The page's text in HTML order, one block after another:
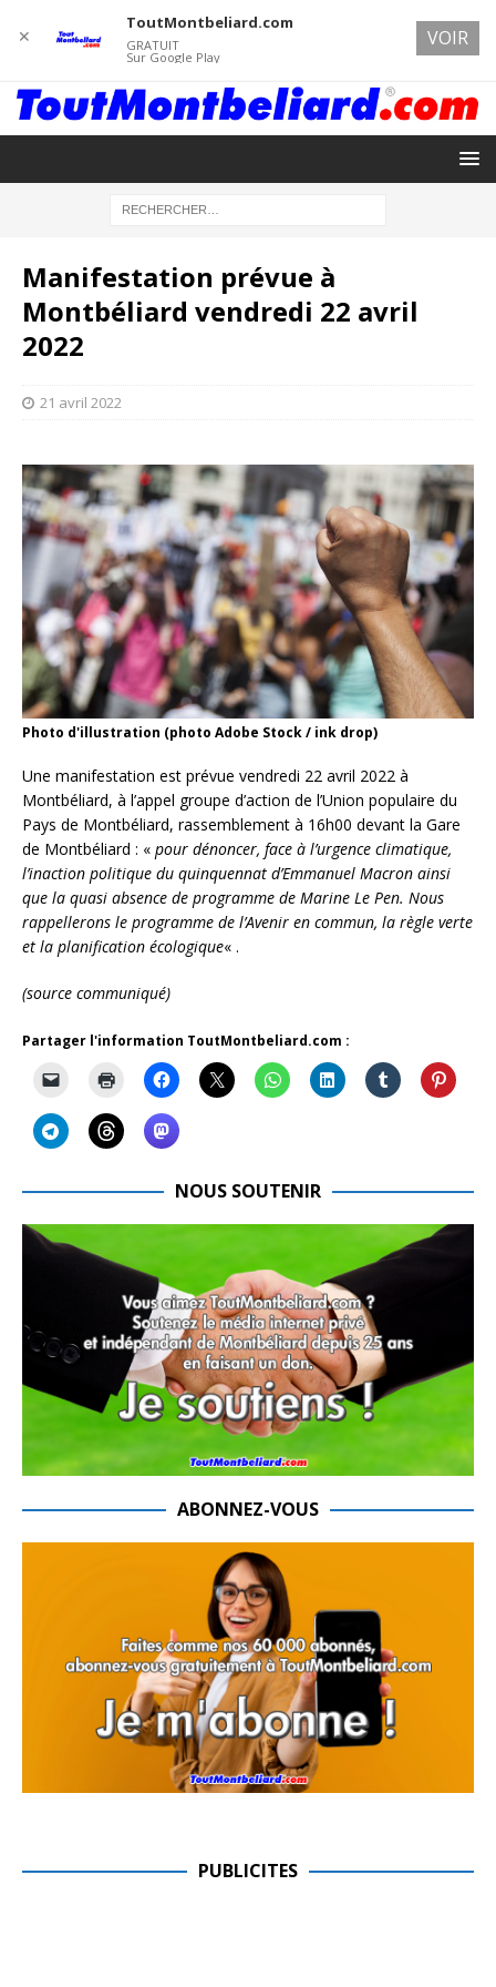
Manifestation prévue à
Montbéliard vendredi 22 avril
2022
21 avril 2022
Photo d'illustration (photo Adobe Stock / ink drop)
Une manifestation est prévue vendredi 22 avril 2022 à
Montbéliard, à l’appel groupe d’action de l’Union populaire du
Pays de Montbéliard, rassemblement à 16h00 devant la Gare
de Montbéliard : « pour dénoncer, face à l’urgence climatique,
l’inaction politique du quinquennat d’Emmanuel Macron ainsi
que la quasi absence de programme de Marine Le Pen. Nous
rappellerons le programme de l’Avenir en commun, la règle verte
et la planification écologique« .
(source communiqué)
Partager l'information ToutMontbeliard.com :
NOUS SOUTENIR
ABONNEZ-VOUS
PUBLICITES
✕
ToutMontbeliard.com
GRATUIT
Sur Google Play
VOIR